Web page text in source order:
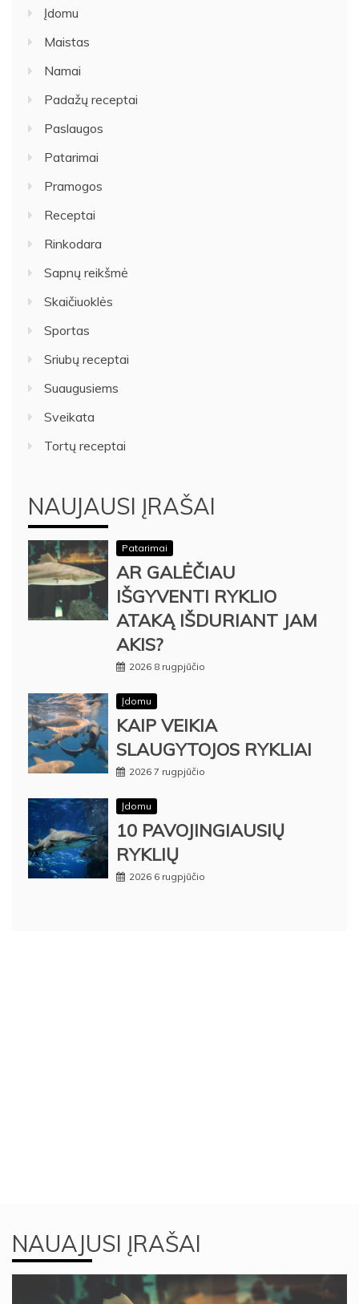
Įdomu
Maistas
Namai
Padažų receptai
Paslaugos
Patarimai
Pramogos
Receptai
Rinkodara
Sapnų reikšmė
Skaičiuoklės
Sportas
Sriubų receptai
Suaugusiems
Sveikata
Tortų receptai
NAUJAUSI ĮRAŠAI
Patarimai
AR GALĖČIAU
IŠGYVENTI RYKLIO
ATAKĄ IŠDURIANT JAM
AKIS?
2026 8 rugpjūčio
Įdomu
KAIP VEIKIA
SLAUGYTOJOS RYKLIAI
2026 7 rugpjūčio
Įdomu
10 PAVOJINGIAUSIŲ
RYKLIŲ
2026 6 rugpjūčio
NAUAJUSI ĮRAŠAI